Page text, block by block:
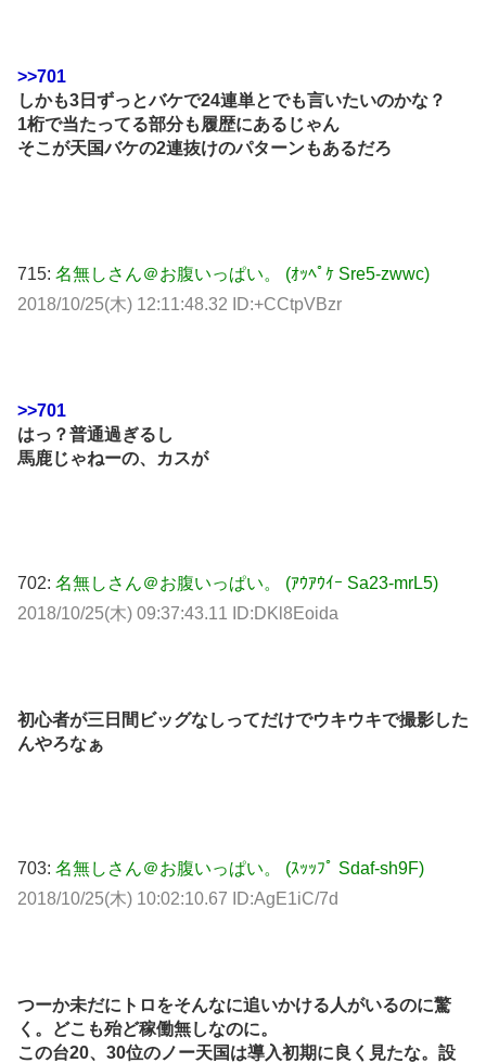
>>701
しかも3日ずっとバケで24連単とでも言いたいのかな？
1桁で当たってる部分も履歴にあるじゃん
そこが天国バケの2連抜けのパターンもあるだろ
715: 名無しさん＠お腹いっぱい。 (ｵｯﾍﾟｹ Sre5-zwwc)
2018/10/25(木) 12:11:48.32 ID:+CCtpVBzr
>>701
はっ？普通過ぎるし
馬鹿じゃねーの、カスが
702: 名無しさん＠お腹いっぱい。 (ｱｳｱｳｲｰ Sa23-mrL5)
2018/10/25(木) 09:37:43.11 ID:DKl8Eoida
初心者が三日間ビッグなしってだけでウキウキで撮影した
んやろなぁ
703: 名無しさん＠お腹いっぱい。 (ｽｯｯﾌﾟ Sdaf-sh9F)
2018/10/25(木) 10:02:10.67 ID:AgE1iC/7d
つーか未だにトロをそんなに追いかける人がいるのに驚
く。どこも殆ど稼働無しなのに。
この台20、30位のノー天国は導入初期に良く見たな。設